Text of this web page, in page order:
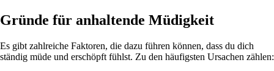
Gründe für anhaltende Müdigkeit
Es gibt zahlreiche Faktoren, die dazu führen können, dass du dich
ständig müde und erschöpft fühlst. Zu den häufigsten Ursachen zählen: